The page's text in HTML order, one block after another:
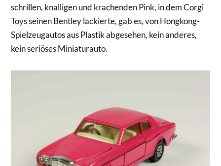
schrillen, knalligen und krachenden Pink, in dem Corgi
Toys seinen Bentley lackierte, gab es, von Hongkong-
Spielzeugautos aus Plastik abgesehen, kein anderes,
kein seriöses Miniaturauto.